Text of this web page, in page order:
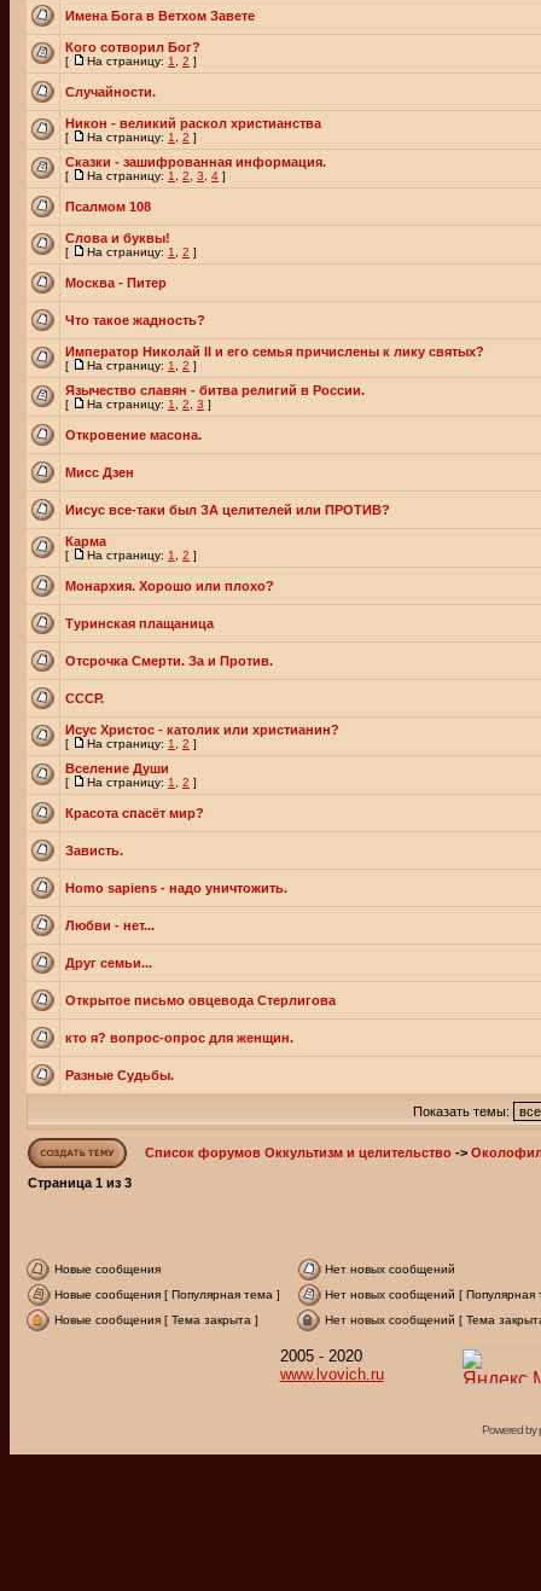
Имена Бога в Ветхом Завете
Кого сотворил Бог?
[ На страницу: 1 2 ]
Случайности.
Никон - великий раскол христианства
[ На страницу: 1 2 ]
Сказки - зашифрованная информация.
[ На страницу: 1 2 3 4 ]
Псалмом 108
Слова и буквы!
[ На страницу: 1 2 ]
Москва - Питер
Что такое жадность?
Император Николай II и его семья причислены к лику святых?
[ На страницу: 1 2 ]
Язычество славян - битва религий в России.
[ На страницу: 1 2 3 ]
Откровение масона.
Мисс Дзен
Иисус все-таки был ЗА целителей или ПРОТИВ?
Карма
[ На страницу: 1 2 ]
Монархия. Хорошо или плохо?
Туринская плащаница
Отсрочка Смерти. За и Против.
СССР.
Исус Христос - католик или христианин?
[ На страницу: 1 2 ]
Вселение Души
[ На страницу: 1 2 ]
Красота спасёт мир?
Зависть.
Homo sapiens - надо уничтожить.
Любви - нет...
Друг семьи...
Открытое письмо овцевода Стерлигова
кто я? вопрос-опрос для женщин.
Разные Судьбы.
Показать темы:
Список форумов Оккультизм и целительство ->
Страница 1 из 3
Новые сообщения
Нет новых сообщений
Новые сообщения [ Популярная тема ]
Нет новых сообщений [ Популярная
Новые сообщения [ Тема закрыта ]
Нет новых сообщений [ Тема
2005 - 2020
www.lvovich.ru
Powered by